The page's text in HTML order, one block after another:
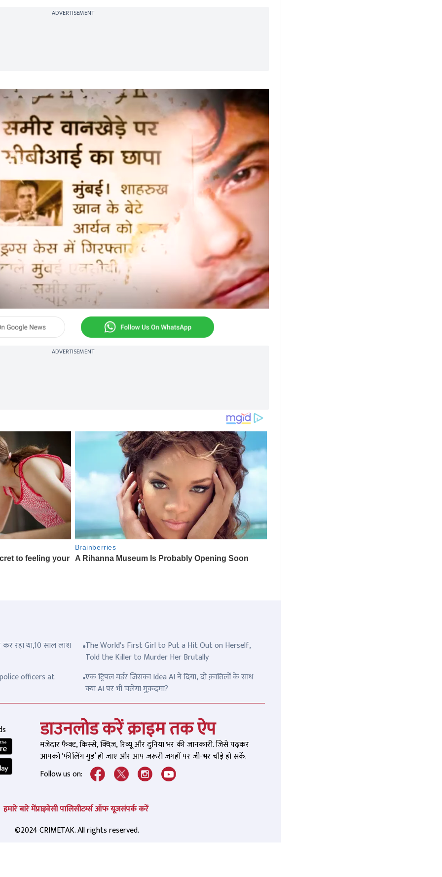
ADVERTISEMENT
ADVERTISEMENT
रहा था,10 साल लाश
The World's First Girl to Put a Hit Out on Herself,
Told the Killer to Murder Her Brutally
officers at
एक ट्रिपल मर्डर जिसका Idea AI ने दिया, दो क़ातिलों के साथ
क्या AI पर भी चलेगा मुक़दमा?
डाउनलोड करें क्राइम तक ऐप
मजेदार फैक्ट, किस्से, क्विज़, रिव्यू और दुनिया भर की जानकारी. जिसे पढ़कर
आपको ‘फीलिंग गुड’ हो जाए और आप जरूरी जगहों पर जी-भर चौड़े हो सकें.
Follow us on:
हमारे बारे मेंप्राइवेसी पालिसीटर्म्स ऑफ यूजसंपर्क करें
©2024 CRIMETAK. All rights reserved.